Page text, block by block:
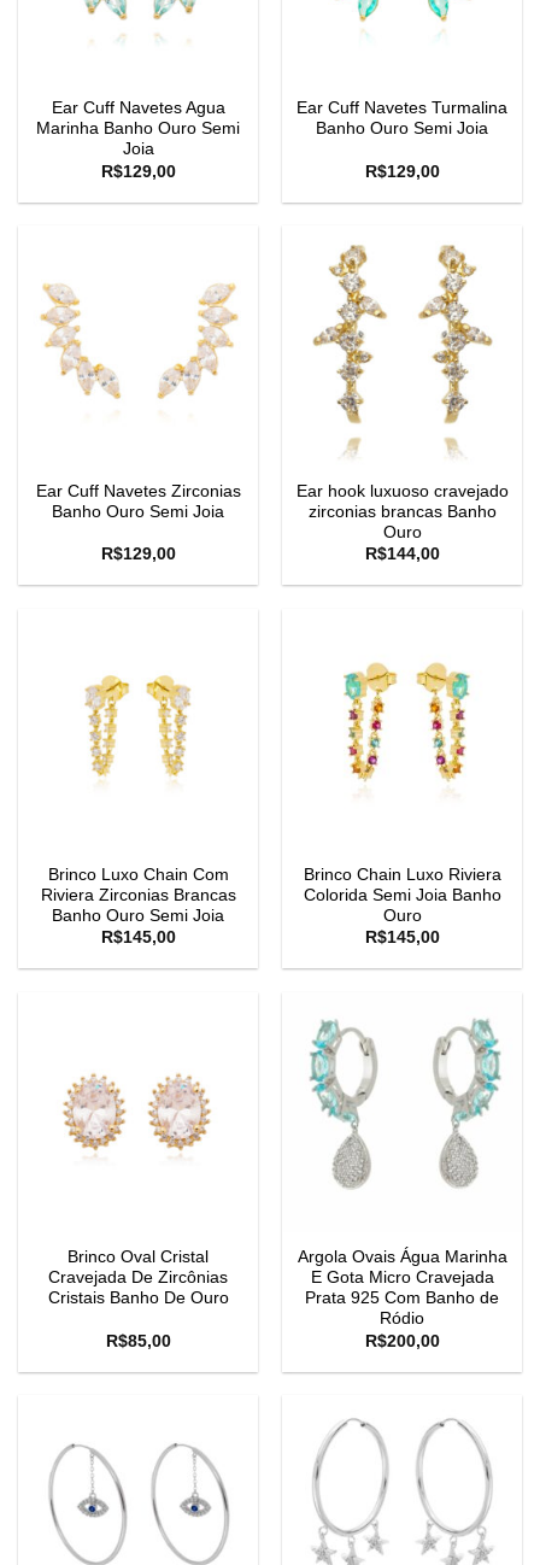
Ear Cuff Navetes Agua
Marinha Banho Ouro Semi
Joia
R$129,00
Ear Cuff Navetes Turmalina
Banho Ouro Semi Joia
R$129,00
Ear Cuff Navetes Zirconias
Banho Ouro Semi Joia
R$129,00
Ear hook luxuoso cravejado
zirconias brancas Banho
Ouro
R$144,00
Brinco Luxo Chain Com
Riviera Zirconias Brancas
Banho Ouro Semi Joia
R$145,00
Brinco Chain Luxo Riviera
Colorida Semi Joia Banho
Ouro
R$145,00
Brinco Oval Cristal
Cravejada De Zircônias
Cristais Banho De Ouro
R$85,00
Argola Ovais Água Marinha
E Gota Micro Cravejada
Prata 925 Com Banho de
Ródio
R$200,00